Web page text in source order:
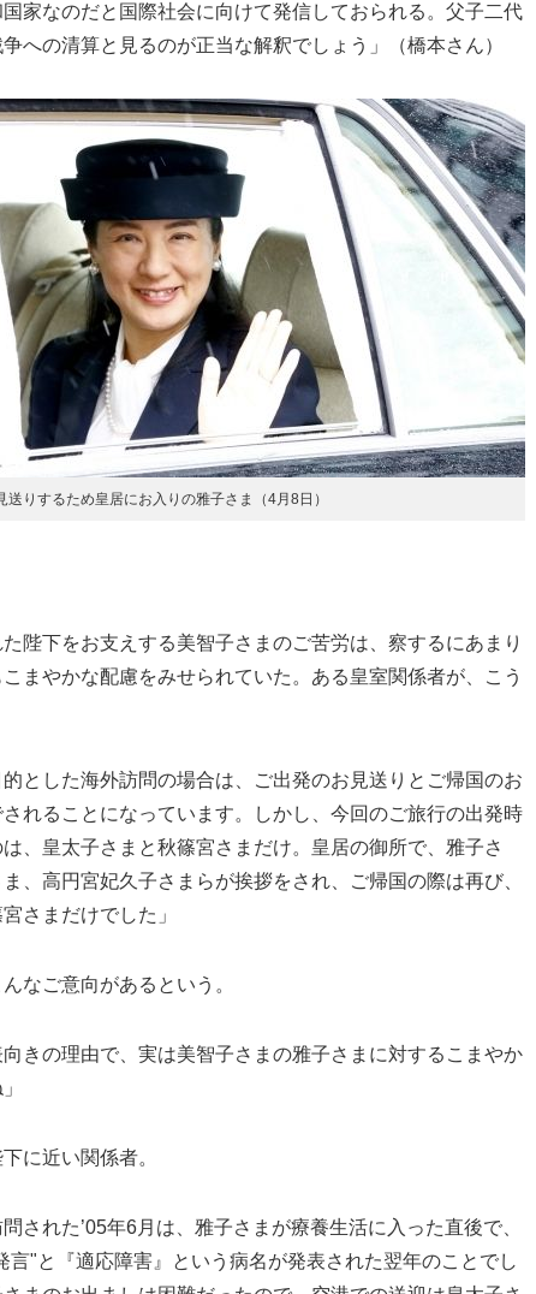
家なのだと国際社会に向けて発信しておられる。父子二代
への清算と見るのが正当な解釈でしょう」（橋本さん）
りするため皇居にお入りの雅子さま（4月8日）
陛下をお支えする美智子さまのご苦労は、察するにあまり
まやかな配慮をみせられていた。ある皇室関係者が、こう
的とした海外訪問の場合は、ご出発のお見送りとご帰国のお
れることになっています。しかし、今回のご旅行の出発時
、皇太子さまと秋篠宮さまだけ。皇居の御所で、雅子さ
、高円宮妃久子さまらが挨拶をされ、ご帰国の際は再び、
さまだけでした」
なご意向があるという。
向きの理由で、実は美智子さまの雅子さまに対するこまやか
に近い関係者。
された’05年6月は、雅子さまが療養生活に入った直後で、
言"と『適応障害』という病名が発表された翌年のことでし